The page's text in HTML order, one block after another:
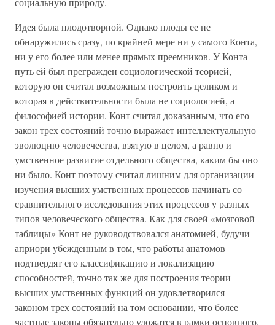
Идея была плодотворной. Однако плоды ее не
обнаружились сразу, по крайней мере ни у самого Конта,
ни у его более или менее прямых преемников. У Конта
путь ей был прегражден социологической теорией,
которую он считал возможным построить целиком и
которая в действительности была не социологией, а
философией истории. Конт считал доказанным, что его
закон трех состояний точно выражает интеллектуальную
эволюцию человечества, взятую в целом, а равно и
умственное развитие отдельного общества, каким бы оно
ни было. Конт поэтому считал лишним для организации
изучения высших умственных процессов начинать со
сравнительного исследования этих процессов у разных
типов человеческого общества. Как для своей «мозговой
таблицы» Конт не руководствовался анатомией, будучи
априори убежденным в том, что работы анатомов
подтвердят его классификацию и локализацию
способностей, точно так же для построения теории
высших умственных функций он удовлетворился
законом трех состояний на том основании, что более
частные законы обязательно уложатся в рамки основного.